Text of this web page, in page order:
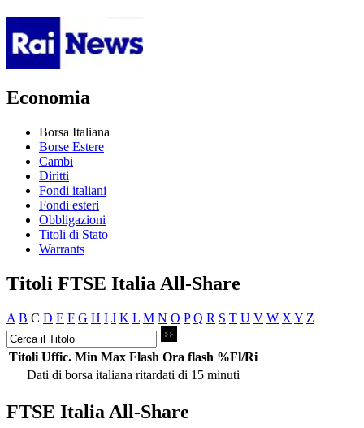
Economia
Borsa Italiana
Borse Estere
Cambi
Diritti
Fondi italiani
Fondi esteri
Obbligazioni
Titoli di Stato
Warrants
Titoli FTSE Italia All-Share
A B C D E F G H I J K L M N O P Q R S T U V W X Y Z
Titoli Uffic. Min Max Flash Ora flash %Fl/Ri
Dati di borsa italiana ritardati di 15 minuti
FTSE Italia All-Share